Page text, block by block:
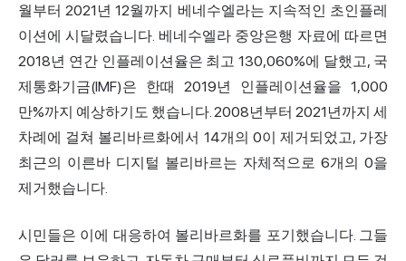
월부터 2021년 12월까지 베네수엘라는 지속적인 초인플레
이션에 시달렸습니다. 베네수엘라 중앙은행 자료에 따르면
2018년 연간 인플레이션율은 최고 130,060%에 달했고, 국
제통화기금(IMF)은 한때 2019년 인플레이션율을 1,000
만%까지 예상하기도 했습니다. 2008년부터 2021년까지 세
차례에 걸쳐 볼리바르화에서 14개의 0이 제거되었고, 가장
최근의 이른바 디지털 볼리바르는 자체적으로 6개의 0을
제거했습니다.
시민들은 이에 대응하여 볼리바르화를 포기했습니다. 그들